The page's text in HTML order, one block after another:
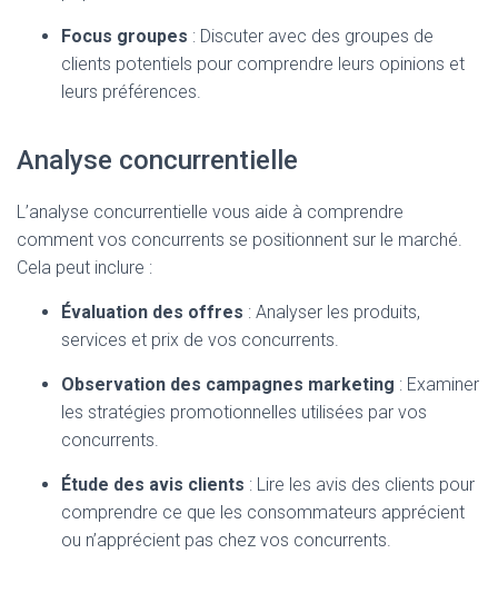
Focus groupes : Discuter avec des groupes de
clients potentiels pour comprendre leurs opinions et
leurs préférences.
Analyse concurrentielle
L’analyse concurrentielle vous aide à comprendre
comment vos concurrents se positionnent sur le marché.
Cela peut inclure :
Évaluation des offres : Analyser les produits,
services et prix de vos concurrents.
Observation des campagnes marketing : Examiner
les stratégies promotionnelles utilisées par vos
concurrents.
Étude des avis clients : Lire les avis des clients pour
comprendre ce que les consommateurs apprécient
ou n’apprécient pas chez vos concurrents.